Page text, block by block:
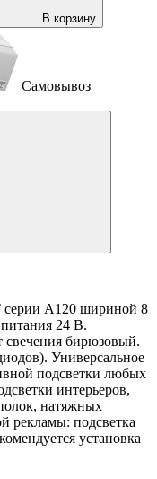
В корзину
Самовывоз
серии A120 шириной 8
24 В.
бирюзовый.
Универсальное
подсветки любых
интерьеров,
натяжных
рекламы: подсветка
установка